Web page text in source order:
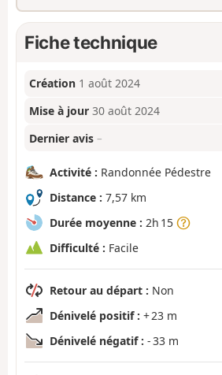
Fiche technique
Création 1 août 2024
Mise à jour 30 août 2024
Dernier avis –
Activité : Randonnée Pédestre
Distance : 7,57 km
Durée moyenne : 2h 15
Difficulté : Facile
Retour au départ : Non
Dénivelé positif : + 23 m
Dénivelé négatif : - 33 m